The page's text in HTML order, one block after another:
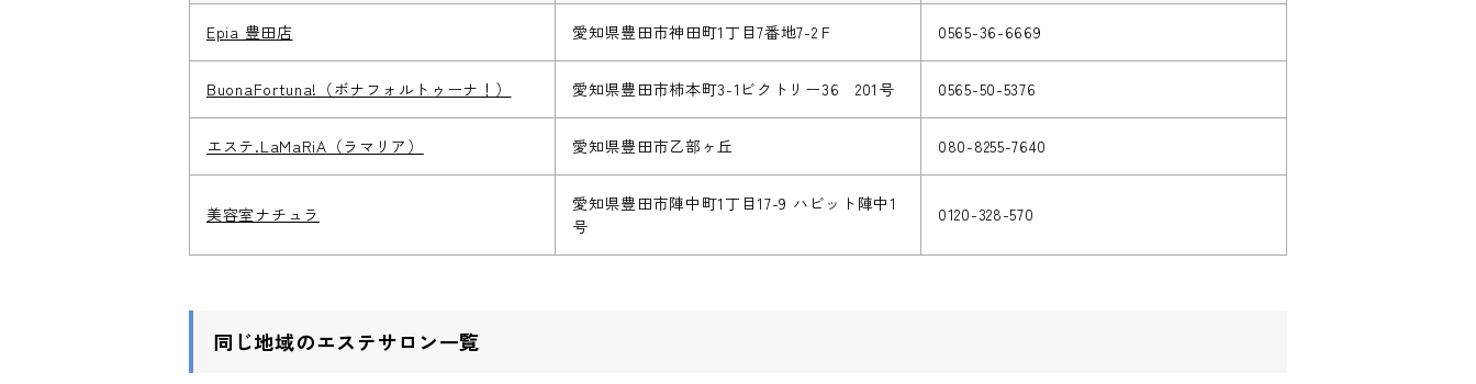
Epia 豊田店 愛知県豊田市神田町1丁目7番地7-2Ｆ 0565-36-6669
BuonaFortuna!（ボナフォルトゥーナ！） 愛知県豊田市柿本町3-1ビクトリー36 201号 0565-50-5376
エステ.LaMaRiA（ラマリア） 愛知県豊田市乙部ヶ丘 080-8255-7640
美容室ナチュラ
愛知県豊田市陣中町1丁目17-9 ハビット陣中1
号
0120-328-570
同じ地域のエステサロン一覧